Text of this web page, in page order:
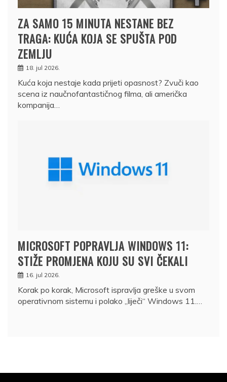
ZA SAMO 15 MINUTA NESTANE BEZ
TRAGA: KUĆA KOJA SE SPUŠTA POD
ZEMLJU
18. jul 2026.
Kuća koja nestaje kada prijeti opasnost? Zvuči kao
scena iz naučnofantastičnog filma, ali američka
kompanija…
MICROSOFT POPRAVLJA WINDOWS 11:
STIŽE PROMJENA KOJU SU SVI ČEKALI
16. jul 2026.
Korak po korak, Microsoft ispravlja greške u svom
operativnom sistemu i polako „liječi“ Windows 11.…